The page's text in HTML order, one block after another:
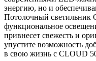
энергию, но и
Потолочный светильник
функциональное
привнесет свежесть и
упустите возможность
в свою жизнь с CLOUD